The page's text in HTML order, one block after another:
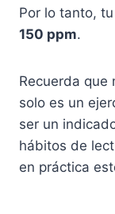
Por lo tanto, tu
150 ppm.
Recuerda
solo es un
ser un
hábitos de
en práctica